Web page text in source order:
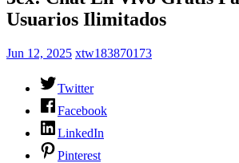
Usuarios Ilimitados
Jun 12, 2025 xtw183870173
Twitter
Facebook
LinkedIn
Pinterest